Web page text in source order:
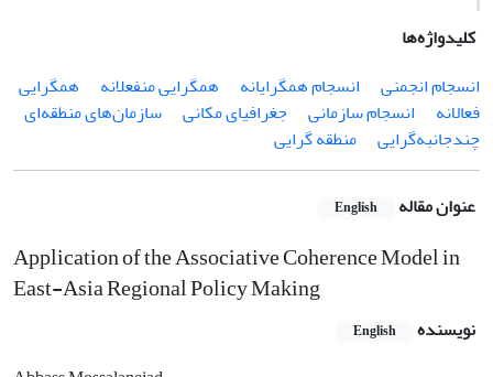
کلیدواژه‌ها
انسجام انجمنی
انسجام همگرایانه همگرایی منفعلانه
همگرایی
فعالانه
انسجام سازمانی جغرافیای مکانی
سازمان‌های منطقه‌ای
چندجانبه‌گرایی
منطقه گرایی
عنوان مقاله English
Application of the Associative Coherence Model in
East-Asia Regional Policy Making
نویسنده English